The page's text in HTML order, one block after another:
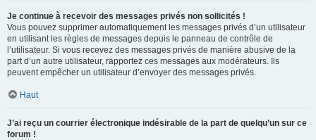
Je continue à recevoir des messages privés non sollicités !
Vous pouvez supprimer automatiquement les messages privés d’un utilisateur
en utilisant les règles de messages depuis le panneau de contrôle de
l’utilisateur. Si vous recevez des messages privés de manière abusive de la
part d’un autre utilisateur, rapportez ces messages aux modérateurs. Ils
peuvent empêcher un utilisateur d’envoyer des messages privés.
Haut
J’ai reçu un courrier électronique indésirable de la part de quelqu’un sur ce
forum !